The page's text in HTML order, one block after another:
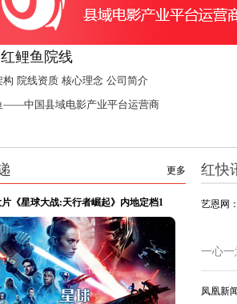
鲤鱼院线
构 院线资质 核心理念 公司简介
鱼——中国县域电影产业平台运营商
更多
《星球大战:天行者崛起》内地定档1
红快
艺恩网
一心一
凤凰新